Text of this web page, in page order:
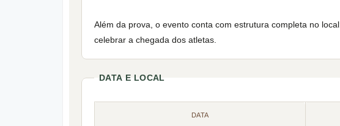
Além da prova, o evento conta com estrutura completa no
celebrar a chegada dos atletas.
DATA E LOCAL
DATA